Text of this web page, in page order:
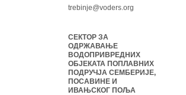
trebinje@voders.org
СЕКТОР ЗА
ОДРЖАВАЊЕ
ВОДОПРИВРЕДНИХ
ОБЈЕКАТА ПОПЛАВНИХ
ПОДРУЧЈА СЕМБЕРИЈЕ,
ПОСАВИНЕ И
ИВАЊСКОГ ПОЉА